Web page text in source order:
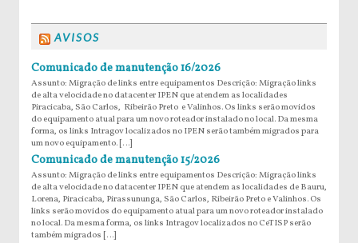
AVISOS
Comunicado de manutenção 16/2026
Assunto: Migração de links entre equipamentos Descrição: Migração links
de alta velocidade no datacenter IPEN que atendem as localidades
Piracicaba, São Carlos, Ribeirão Preto e Valinhos. Os links serão movidos
do equipamento atual para um novo roteador instalado no local. Da mesma
forma, os links Intragov localizados no IPEN serão também migrados para
um novo equipamento. […]
Comunicado de manutenção 15/2026
Assunto: Migração de links entre equipamentos Descrição: Migração links
de alta velocidade no datacenter IPEN que atendem as localidades de Bauru,
Lorena, Piracicaba, Pirassununga, São Carlos, Ribeirão Preto e Valinhos. Os
links serão movidos do equipamento atual para um novo roteador instalado
no local. Da mesma forma, os links Intragov localizados no CeTISP serão
também migrados […]